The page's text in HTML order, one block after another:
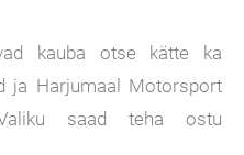
kauba otse kätte ka
ja Harjumaal Motorsport
saad teha ostu